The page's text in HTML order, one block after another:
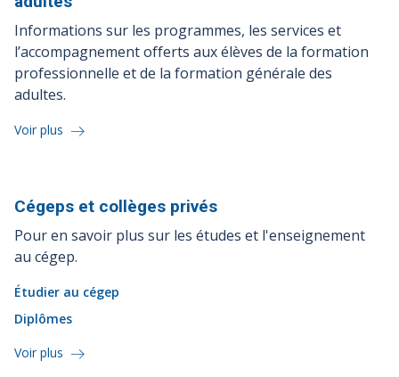
Informations sur les programmes, les services et
l’accompagnement offerts aux élèves de la formation
professionnelle et de la formation générale des
adultes.
Voir plus
Cégeps et collèges privés
Pour en savoir plus sur les études et l'enseignement
au cégep.
Étudier au cégep
Diplômes
Voir plus